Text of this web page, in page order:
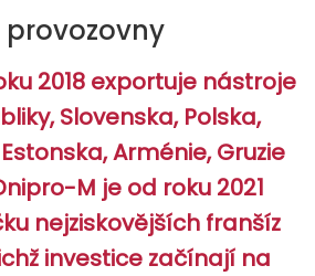
provozovny
2018 exportuje nástroje
Slovenska, Polska,
Arménie, Gruzie
M je od roku 2021
nejziskovějších franšíz
investice začínají na